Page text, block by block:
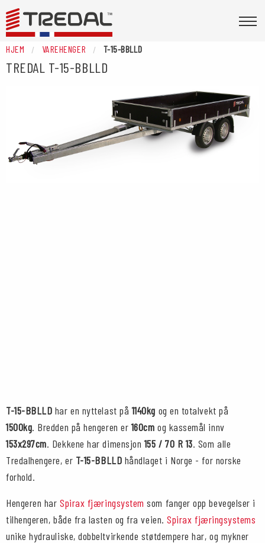
HJEM VAREHENGER T-15-BBLLD
TREDAL T-15-BBLLD
T-15-BBLLD har en nyttelast på1140kg og en totalvekt på
1500kg. Bredden på hengeren er160cm og kassemål innv
153x297cm. Dekkene har dimensjon155 / 70 R 13. Som alle
Tredalhengere, er T-15-BBLLD håndlaget i Norge - for norske
forhold.
Hengeren harSpirax fjæringsystem som fanger opp bevegelser i
tilhengeren, både fra lasten og fra veien.Spirax fjæringsystems
unike hydrauliske, dobbeltvirkende støtdempere har, og mykner